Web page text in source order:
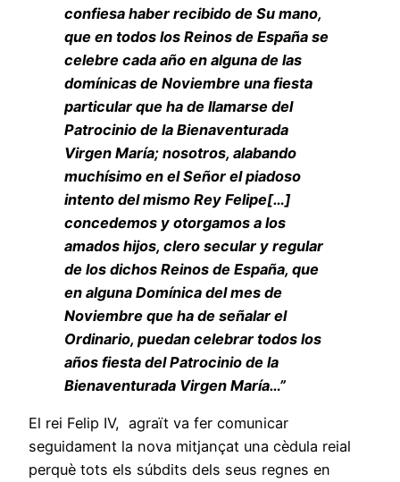
confiesa haber recibido de Su mano,
que en todos los Reinos de España se
celebre cada año en alguna de las
domínicas de Noviembre una fiesta
particular que ha de llamarse del
Patrocinio de la Bienaventurada
Virgen María; nosotros, alabando
muchísimo en el Señor el piadoso
intento del mismo Rey Felipe[…]
concedemos y otorgamos a los
amados hijos, clero secular y regular
de los dichos Reinos de España, que
en alguna Domínica del mes de
Noviembre que ha de señalar el
Ordinario, puedan celebrar todos los
años fiesta del Patrocinio de la
Bienaventurada Virgen María…”
El rei Felip IV, agraït va fer comunicar
seguidament la nova mitjançat una cèdula reial
perquè tots els súbdits dels seus regnes en